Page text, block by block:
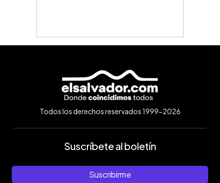
Todos los derechos reservados 1999-2026
Suscríbete al boletín
Suscribirme